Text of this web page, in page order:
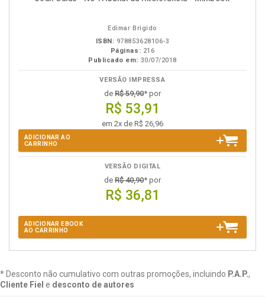
Edimar Brígido
ISBN: 978853628106-3
Páginas: 216
Publicado em: 30/07/2018
VERSÃO IMPRESSA
de R$ 59,90* por
R$ 53,91
em 2x de R$ 26,96
ADICIONAR AO
CARRINHO
VERSÃO DIGITAL
de R$ 40,90* por
R$ 36,81
ADICIONAR EBOOK
AO CARRINHO
* Desconto não cumulativo com outras promoções, incluindo P.A.P.,
Cliente Fiel e desconto de autores